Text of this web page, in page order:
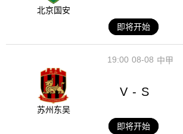
北京国安
即将开始
08-08
19:00 中甲
苏州东吴
V - S
即将开始